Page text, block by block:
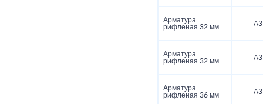
Арматура
рифленая 32 мм
А3
Арматура
рифленая 32 мм
А3
Арматура
рифленая 36 мм
А3